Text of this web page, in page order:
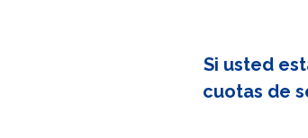
Si usted
cuotas de